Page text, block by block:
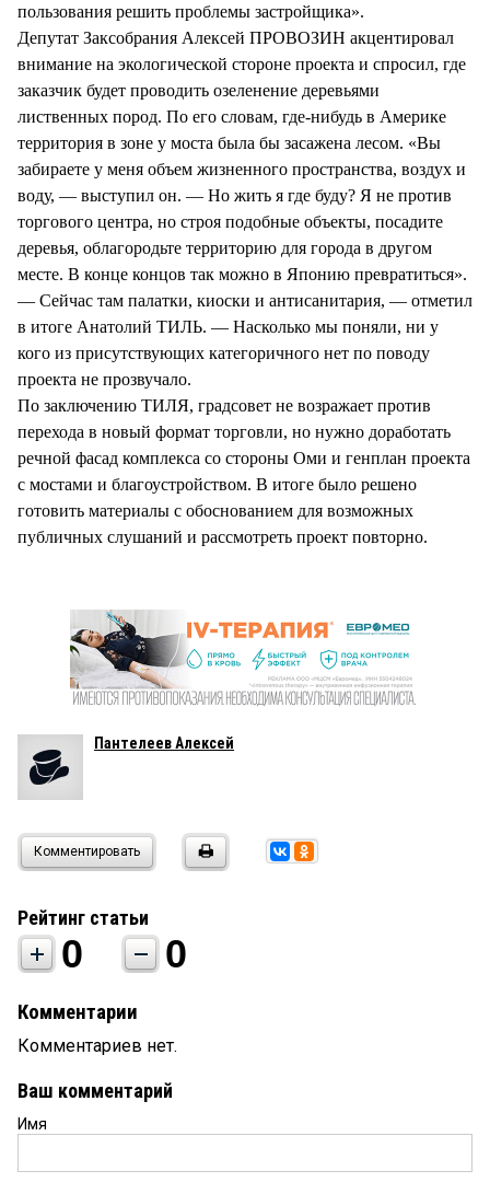
пользования решить проблемы застройщика».
Депутат Заксобрания Алексей ПРОВОЗИН акцентировал
внимание на экологической стороне проекта и спросил, где
заказчик будет проводить озеленение деревьями
лиственных пород. По его словам, где-нибудь в Америке
территория в зоне у моста была бы засажена лесом. «Вы
забираете у меня объем жизненного пространства, воздух и
воду, — выступил он. — Но жить я где буду? Я не против
торгового центра, но строя подобные объекты, посадите
деревья, облагородьте территорию для города в другом
месте. В конце концов так можно в Японию превратиться».
— Сейчас там палатки, киоски и антисанитария, — отметил
в итоге Анатолий ТИЛЬ. — Насколько мы поняли, ни у
кого из присутствующих категоричного нет по поводу
проекта не прозвучало.
По заключению ТИЛЯ, градсовет не возражает против
перехода в новый формат торговли, но нужно доработать
речной фасад комплекса со стороны Оми и генплан проекта
с мостами и благоустройством. В итоге было решено
готовить материалы с обоснованием для возможных
публичных слушаний и рассмотреть проект повторно.
Пантелеев Алексей
Комментировать
Рейтинг статьи
0 0
Комментарии
Комментариев нет.
Ваш комментарий
Имя